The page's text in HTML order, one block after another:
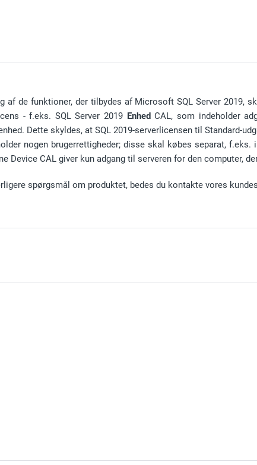
af de funktioner, der tilbydes af Microsoft SQL Server 2019,
- f.eks. SQL Server 2019 EnhedCAL, som indeholder
Dette skyldes, at SQL 2019-serverlicensen til Standard-
nogen brugerrettigheder; disse skal købes separat,
Device CAL giver kun adgang til serveren for den computer,
spørgsmål om produktet, bedes du kontakte vores